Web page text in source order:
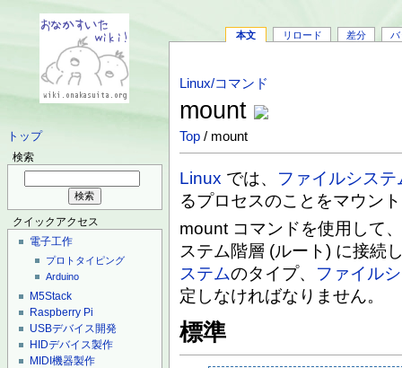
トップ
検索
クイックアクセス
電子工作
プロトタイピング
Arduino
M5Stack
Raspberry Pi
USBデバイス開発
HIDデバイス製作
MIDI機器製作
本文 リロード 差分 バ
Linux/コマンド
mount
Top / mount
Linux では、 ファイルシステ
るプロセスのことをマウン
mount コマンドを使用して
ステム階層 (ルート) に接続
ステムのタイプ、 ファイル
定しなければなりません。
標準